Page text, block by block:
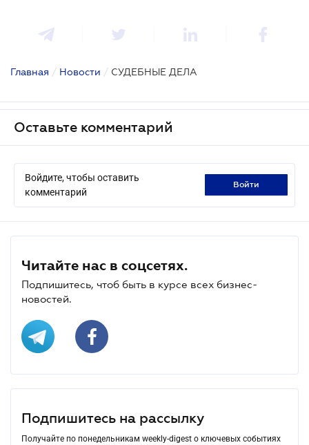
Главная / Новости / СУДЕБНЫЕ ДЕЛА
Оставьте комментарий
Войдите, чтобы оставить
комментарий
войти
Читайте нас в соцсетях.
Подпишитесь, чтоб быть в курсе всех бизнес-
новостей.
Подпишитесь на рассылку
Получайте по понедельникам weekly-digest о ключевых событиях